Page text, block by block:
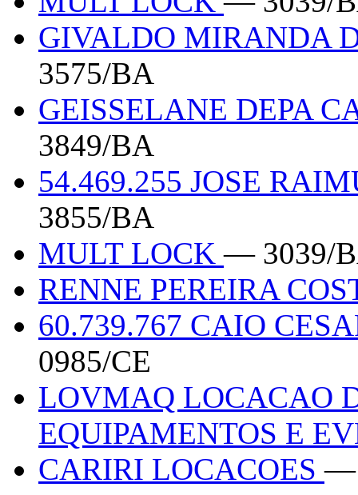
GIVALDO MIRANDA
3575/BA
GEISSELANE DEPA
3849/BA
54.469.255 JOSE
3855/BA
MULT LOCK— 3039/
RENNE PEREIRA
60.739.767 CAIO
0985/CE
LOVMAQ LOCACAO
EQUIPAMENTOS E
CARIRI LOCACOES—